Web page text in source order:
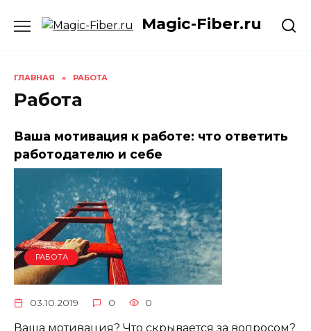
Magic-Fiber.ru
ГЛАВНАЯ » РАБОТА
Работа
Ваша мотивация к работе: что ответить
работодателю и себе
РАБОТА
03.10.2019 0 0
Ваша мотивация? Что скрывается за вопросом?